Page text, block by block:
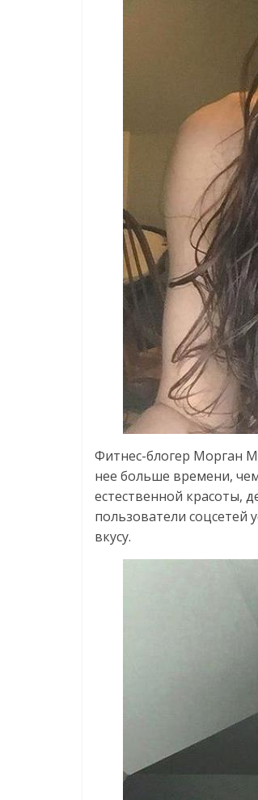
Фитнес-блогер Морган
нее больше времени,
естественной красоты,
пользователи
вкусу.